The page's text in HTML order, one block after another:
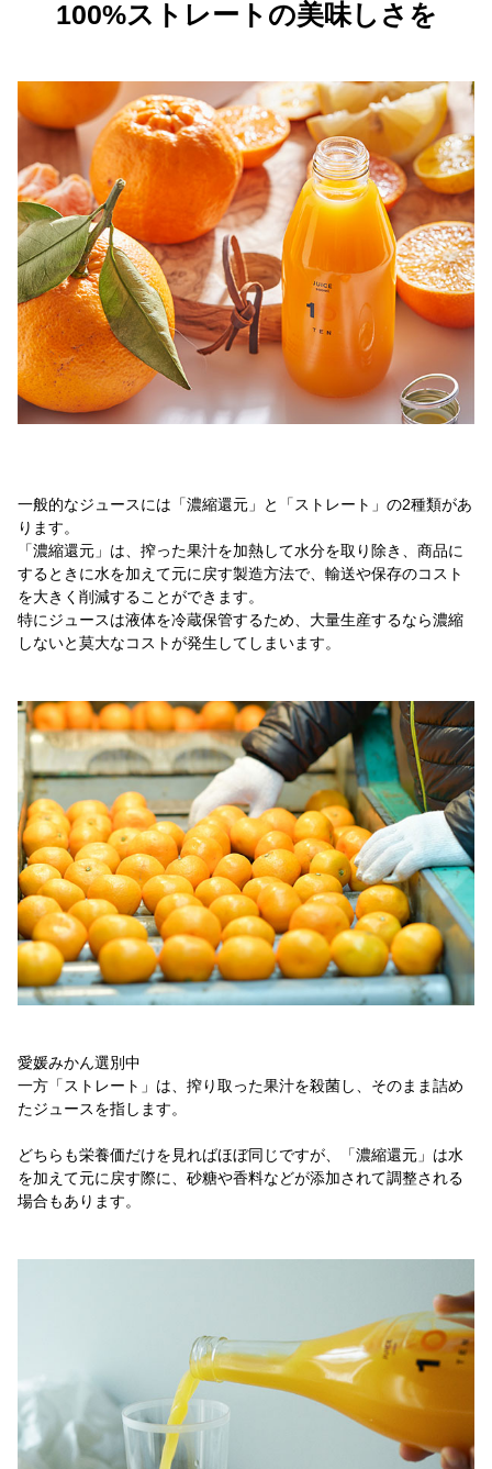
100%ストレートの美味しさを
一般的なジュースには「濃縮還元」と「ストレート」の2種類があ
ります。
「濃縮還元」は、搾った果汁を加熱して水分を取り除き、商品に
するときに水を加えて元に戻す製造方法で、輸送や保存のコスト
を大きく削減することができます。
特にジュースは液体を冷蔵保管するため、大量生産するなら濃縮
しないと莫大なコストが発生してしまいます。
愛媛みかん選別中
一方「ストレート」は、搾り取った果汁を殺菌し、そのまま詰め
たジュースを指します。
どちらも栄養価だけを見ればほぼ同じですが、「濃縮還元」は水
を加えて元に戻す際に、砂糖や香料などが添加されて調整される
場合もあります。